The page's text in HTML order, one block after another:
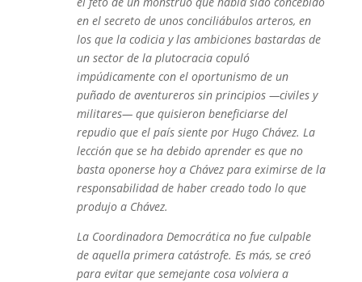
en el secreto de unos conciliábulos arteros, en
los que la codicia y las ambiciones bastardas de
un sector de la plutocracia copuló
impúdicamente con el oportunismo de un
puñado de aventureros sin principios —civiles y
militares— que quisieron beneficiarse del
repudio que el país siente por Hugo Chávez. La
lección que se ha debido aprender es que no
basta oponerse hoy a Chávez para eximirse de la
responsabilidad de haber creado todo lo que
produjo a Chávez.
La Coordinadora Democrática no fue culpable
de aquella primera catástrofe. Es más, se creó
para evitar que semejante cosa volviera a